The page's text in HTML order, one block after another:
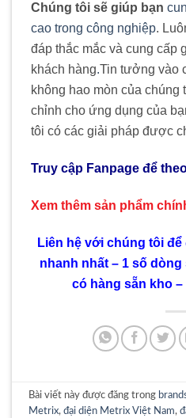
Chúng tôi sẽ giúp bạn
cao trong công nghiệp.
đáp thắc mắc và cung cấp
khách hàng.Tin tưởng vào
không hao mòn của chúng
chỉnh cho ứng dụng của
tôi có các giải pháp được
Truy cập Fanpage để
Xem thêm sản phẩm
Liên hệ với chúng tôi
nhanh nhất – 1 số
có hàng sẵn kho
Bài viết này được đăng trong
Metrix, đại diện Metrix Việt Nam,